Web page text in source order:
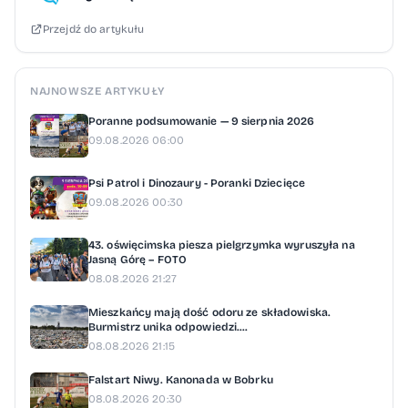
zawodniczki lub zawodnika (odpowiednio
z roczników 2017 i 2019). Minimalny czas gry
zapewniony dzięki obowiązkowym rotacjom.
W kwalifikacjach wewnętrznych
zawodniczki i zawodnicy mogą grać
i klubowych jednocześnie. Natomiast od
etapu regionalnego każdy zawodnik musi
być przypisany do konkretnej drużyny.
Turniej to nie tylko sportowa rywalizacja, ale
kontaktu z systemem szkolenia. Podczas
finałów wojewódzkich i ogólnopolskich
obecni będą skauci PZPN. Wszyscy
uczestnicy etapu wojewódzkiego
Przejdź do artykułu
NAJNOWSZE ARTYKUŁY
Poranne podsumowanie — 9 sierpnia 2026
09.08.2026 06:00
Psi Patrol i Dinozaury - Poranki Dziecięce
09.08.2026 00:30
43. oświęcimska piesza pielgrzymka wyruszyła na
Jasną Górę – FOTO
08.08.2026 21:27
Mieszkańcy mają dość odoru ze składowiska.
Burmistrz unika odpowiedzi....
08.08.2026 21:15
Falstart Niwy. Kanonada w Bobrku
08.08.2026 20:30